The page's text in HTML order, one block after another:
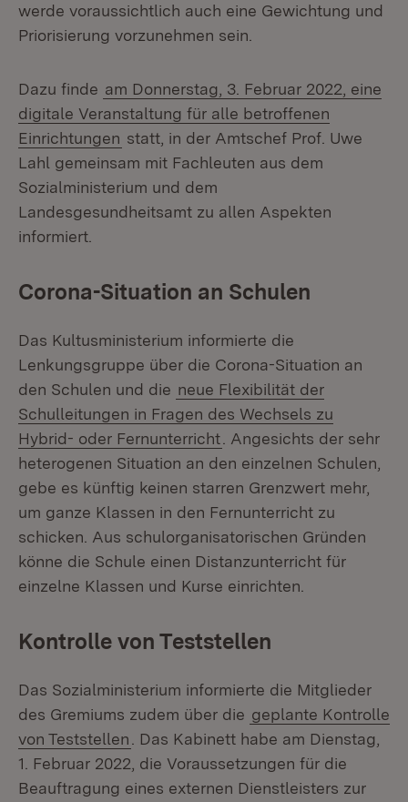
werde voraussichtlich auch eine Gewichtung und
Priorisierung vorzunehmen sein.
Dazu finde am Donnerstag, 3. Februar 2022, eine
digitale Veranstaltung für alle betroffenen
Einrichtungen statt, in der Amtschef Prof. Uwe
Lahl gemeinsam mit Fachleuten aus dem
Sozialministerium und dem
Landesgesundheitsamt zu allen Aspekten
informiert.
Corona-Situation an Schulen
Das Kultusministerium informierte die
Lenkungsgruppe über die Corona-Situation an
den Schulen und die neue Flexibilität der
Schulleitungen in Fragen des Wechsels zu
Hybrid- oder Fernunterricht . Angesichts der sehr
heterogenen Situation an den einzelnen Schulen,
gebe es künftig keinen starren Grenzwert mehr,
um ganze Klassen in den Fernunterricht zu
schicken. Aus schulorganisatorischen Gründen
könne die Schule einen Distanzunterricht für
einzelne Klassen und Kurse einrichten.
Kontrolle von Teststellen
Das Sozialministerium informierte die Mitglieder
des Gremiums zudem über die geplante Kontrolle
von Teststellen
. Das Kabinett habe am Dienstag,
1. Februar 2022, die Voraussetzungen für die
Beauftragung eines externen Dienstleisters zur